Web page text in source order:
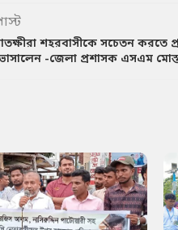
শহরবাসীকে সচেতন করতে
-জেলা প্রশাসক এসএম